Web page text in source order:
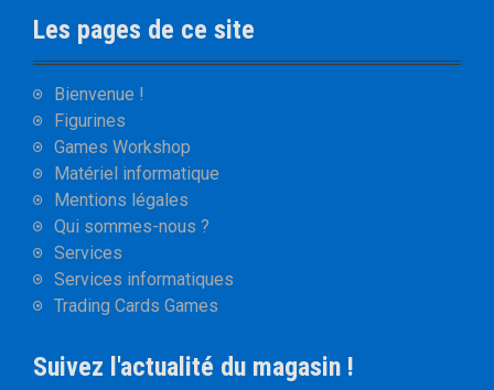
Les pages de ce site
Bienvenue !
Figurines
Games Workshop
Matériel informatique
Mentions légales
Qui sommes-nous ?
Services
Services informatiques
Trading Cards Games
Suivez l'actualité du magasin !